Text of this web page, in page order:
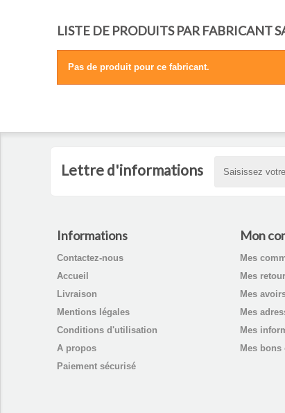
LISTE DE PRODUITS PAR FABRICANT
Pas de produit pour ce fabricant.
Lettre d'informations
Informations
Contactez-nous
Accueil
Livraison
Mentions légales
Conditions d'utilisation
A propos
Paiement sécurisé
Mon
Mes
Mes
Mes
Mes
Mes
Mes